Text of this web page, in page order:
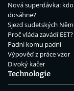
Nová superdávka:
dosáhne?
Sjezd sudetských
Proč vláda zavádí EET?
Padni komu padni
Výpověď z práce vzor
Divoký kačer
Technologie